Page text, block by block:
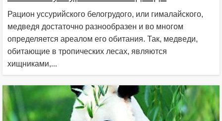
Рацион уссурийского белогрудого, или гималайского,
медведя достаточно разнообразен и во многом
определяется ареалом его обитания. Так, медведи,
обитающие в тропических лесах, являются
хищниками,...